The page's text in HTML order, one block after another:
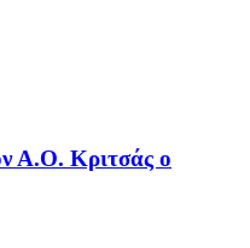
Α.Ο. Κριτσάς ο